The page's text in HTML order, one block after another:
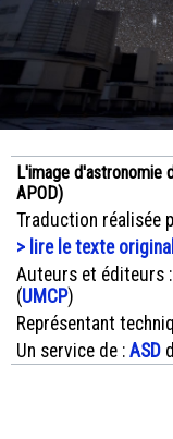
L'image d'astronomie
APOD)
Traduction réalisée
> lire le texte original
Auteurs et éditeurs :
(UMCP)
Représentant
Un service de : ASD